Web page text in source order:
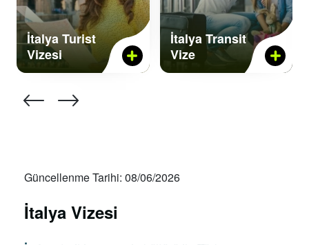
İtalya Turist
Vizesi
İtalya Transit
Vize
Güncellenme Tarihi: 08/06/2026
İtalya Vizesi